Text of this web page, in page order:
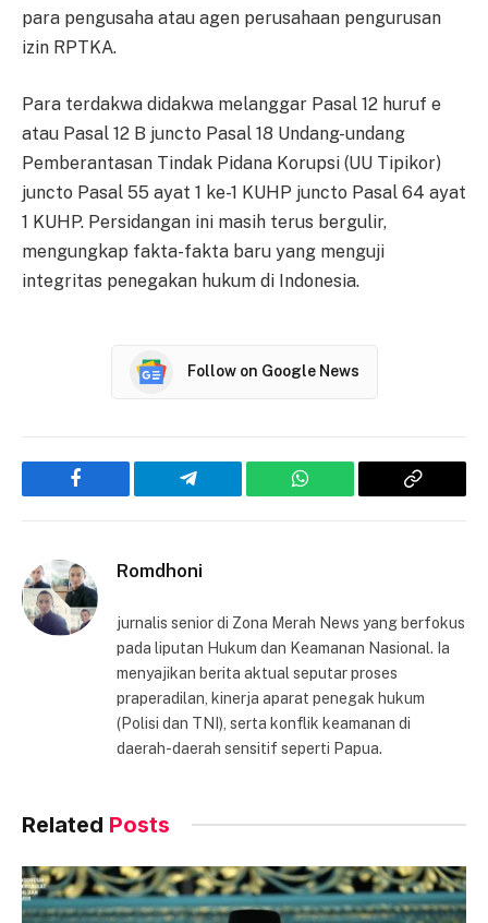
para pengusaha atau agen perusahaan pengurusan
izin RPTKA.
Para terdakwa didakwa melanggar Pasal 12 huruf e
atau Pasal 12 B juncto Pasal 18 Undang-undang
Pemberantasan Tindak Pidana Korupsi (UU Tipikor)
juncto Pasal 55 ayat 1 ke-1 KUHP juncto Pasal 64 ayat
1 KUHP. Persidangan ini masih terus bergulir,
mengungkap fakta-fakta baru yang menguji
integritas penegakan hukum di Indonesia.
Follow on Google News
Facebook Telegram WhatsApp
Copy
Romdhoni
jurnalis senior di Zona Merah News yang berfokus
pada liputan Hukum dan Keamanan Nasional. Ia
menyajikan berita aktual seputar proses
praperadilan, kinerja aparat penegak hukum
(Polisi dan TNI), serta konflik keamanan di
daerah-daerah sensitif seperti Papua.
Related Posts